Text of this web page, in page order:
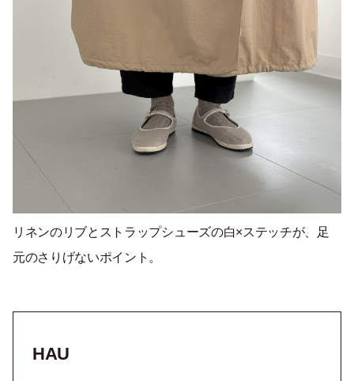
リネンのリブとストラップシューズの白×ステッチが、足
元のさりげないポイント。
HAU